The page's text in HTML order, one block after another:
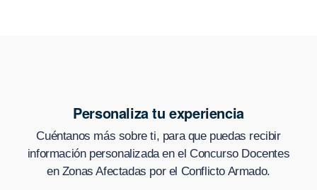
Personaliza tu experiencia
Cuéntanos más sobre ti, para que puedas recibir
información personalizada enel Concurso Docentes
en Zonas Afectadas por el Conflicto Armado.